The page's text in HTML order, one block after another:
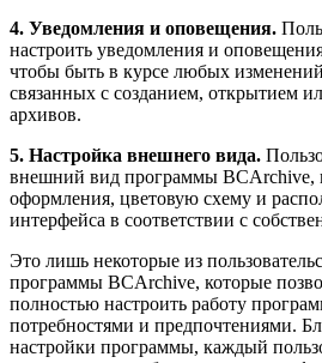
4. Уведомления и оповещения.
настроить уведомления и
чтобы быть в курсе любых
связанных с созданием, открытием
архивов.
5. Настройка внешнего вида.
внешний вид программы BCArchive,
оформления, цветовую схему и
интерфейса в соответствии с
Это лишь некоторые из
программы BCArchive, которые
полностью настроить работу
потребностями и предпочтениями.
настройки программы, каждый